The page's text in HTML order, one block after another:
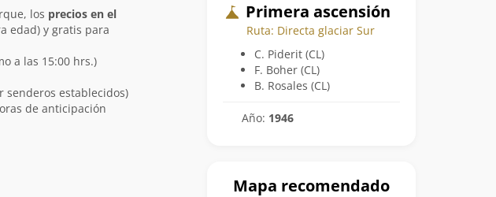
Primera ascensión
Ruta: Directa glaciar Sur
C. Piderit (CL)
F. Boher (CL)
B. Rosales (CL)
Año: 1946
Mapa recomendado
los precios en el
edad) y gratis para
a las 15:00 hrs.)
senderos establecidos)
de anticipación